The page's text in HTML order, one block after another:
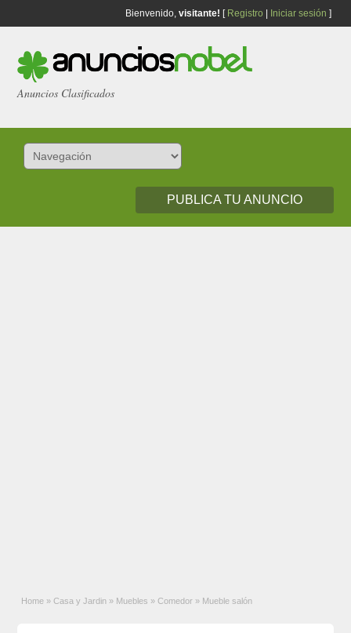
Bienvenido, visitante! [ Registro Iniciar sesión ]
Anuncios Clasificados
PUBLICA TU ANUNCIO
Home » Casa y Jardin » Muebles » Comedor » Mueble salón